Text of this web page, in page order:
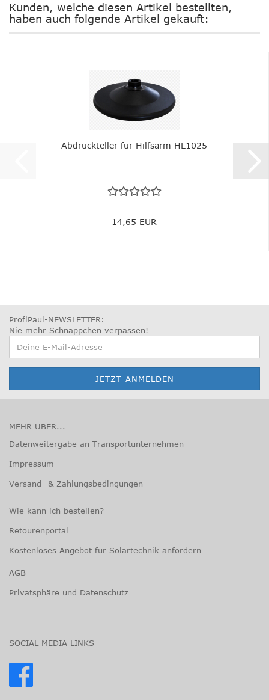
Kunden, welche diesen Artikel bestellten,
haben auch folgende Artikel gekauft:
Abdrückteller für Hilfsarm HL1025
14,65 EUR
ProfiPaul-NEWSLETTER:
Nie mehr Schnäppchen verpassen!
MEHR ÜBER...
Datenweitergabe an Transportunternehmen
Impressum
Versand- & Zahlungsbedingungen
Wie kann ich bestellen?
Retourenportal
Kostenloses Angebot für Solartechnik anfordern
AGB
Privatsphäre und Datenschutz
SOCIAL MEDIA LINKS